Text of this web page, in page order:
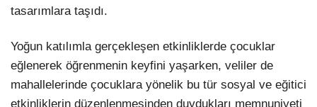
tasarımlara taşıdı.
Yoğun katılımla gerçekleşen etkinliklerde çocuklar
eğlenerek öğrenmenin keyfini yaşarken, veliler de
mahallelerinde çocuklara yönelik bu tür sosyal ve eğitici
etkinliklerin düzenlenmesinden duydukları memnuniyeti